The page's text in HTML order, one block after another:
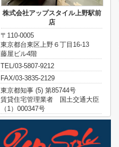
株式会社アップスタイル上野駅前
店
〒110-0005
東京都台東区上野６丁目16-13
藤屋ビル4階
TEL/03-5807-9212
FAX/03-3835-2129
東京都知事 (5) 第85744号
賃貸住宅管理業者 国土交通大臣
（1）000347号